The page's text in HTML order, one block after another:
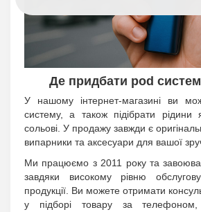
Де придбати pod
У нашому інтернет-магазині ви
систему, а також підібрати рідини
сольові. У продажу завжди є
випарники та аксесуари для вашої
Ми працюємо з 2011 року та
завдяки високому рівню
продукції. Ви можете отримати
у підборі товару за